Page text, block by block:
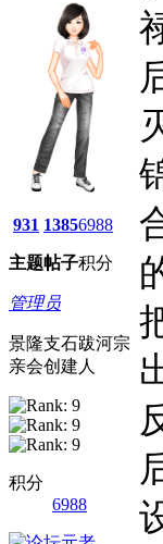
931
主题
1385
帖子
6988
积分
管理员
景隆支石跋河宗
亲会创建人
积分
6988